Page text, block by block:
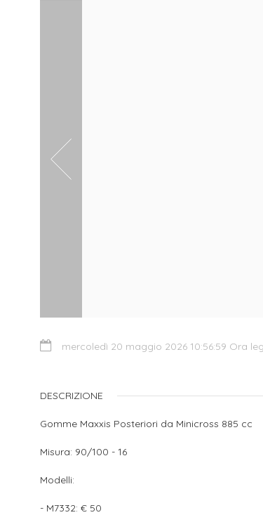
mercoledì 20 maggio 2026 10:56:59 Ora
DESCRIZIONE
Gomme Maxxis Posteriori da Minicross 885 cc
Misura: 90/100 - 16
Modelli:
- M7332: € 50